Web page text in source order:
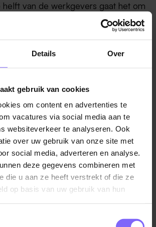
Details Over
gebruik van cookies
om content en advertenties te
vacatures via social media aan te
websiteverkeer te analyseren. Ook
over uw gebruik van onze site met
social media, adverteren en analyse.
deze gegevens combineren met
die u aan ze heeft verstrekt of die ze
op basis van uw gebruik van hun
helft van de werkgevers gaat het om
zoals overspannenheid of een
zou verlicht kunnen worden
meer uren zouden maken, aldus
ongeveer net iets meer dan 30 uur
zitten we in de kelder van het
dat we harder zullen moeten gaan
hij. "Kun je roosters aanpassen, kun
of kun je meer
Puts enkele mogelijke oplossingen
middelen moeten inzetten."